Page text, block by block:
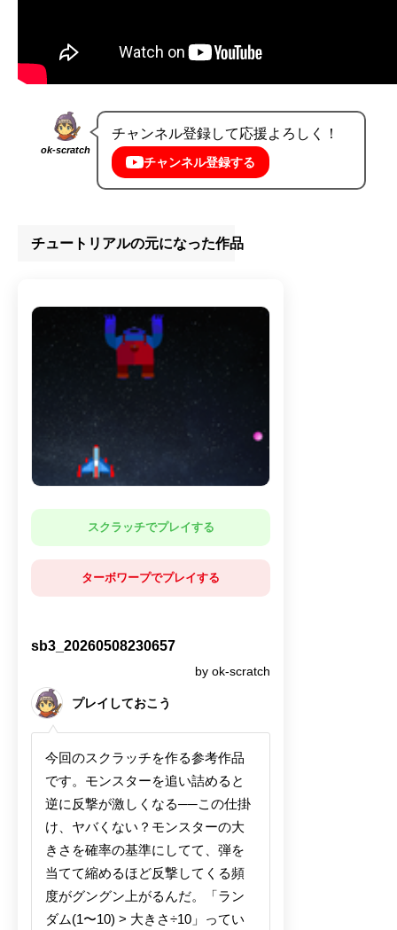
ok-scratch
チャンネル登録して応援よろしく！
チャンネル登録する
チュートリアルの元になった作品
スクラッチでプレイする
ターボワープでプレイする
sb3_20260508230657
by ok-scratch
プレイしておこう
今回のスクラッチを作る参考作品
です。モンスターを追い詰めると
逆に反撃が激しくなる──この仕掛
け、ヤバくない？モンスターの大
きさを確率の基準にしてて、弾を
当てて縮めるほど反撃してくる頻
度がグングン上がるんだ。「ラン
ダム(1〜10) > 大きさ÷10」ってい